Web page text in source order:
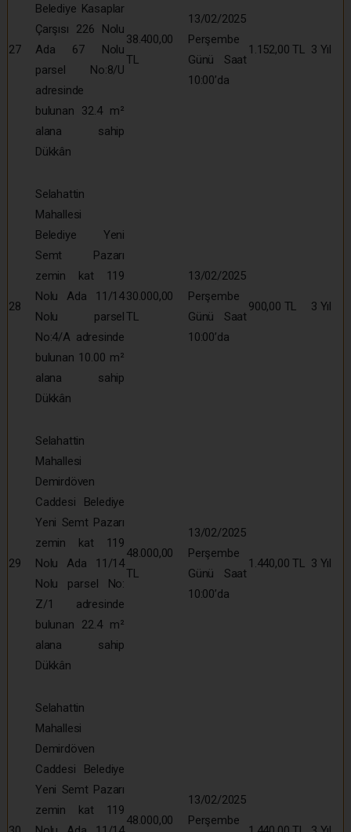
27
Belediye Kasaplar
Çarşısı 226 Nolu
Ada 67 Nolu
parsel No:8/U
adresinde
bulunan 32.4 m²
alana sahip
Dükkân
38.400,00
TL
13/02/2025
Perşembe
Günü Saat
10:00’da
1.152,00 TL 3 Yıl
28
Selahattin
Mahallesi
Belediye Yeni
Semt Pazarı
zemin kat 119
Nolu Ada 11/14
Nolu parsel
No:4/A adresinde
bulunan 10.00 m²
alana sahip
Dükkân
30.000,00
TL
13/02/2025
Perşembe
Günü Saat
10:00’da
900,00 TL 3 Yıl
29
Selahattin
Mahallesi
Demirdöven
Caddesi Belediye
Yeni Semt Pazarı
zemin kat 119
Nolu Ada 11/14
Nolu parsel No:
Z/1 adresinde
bulunan 22.4 m²
alana sahip
Dükkân
48.000,00
TL
13/02/2025
Perşembe
Günü Saat
10:00’da
1.440,00 TL 3 Yıl
Selahattin
Mahallesi
Demirdöven
Caddesi Belediye
Yeni Semt Pazarı
zemin kat 119
48.000,00
13/02/2025
Perşembe